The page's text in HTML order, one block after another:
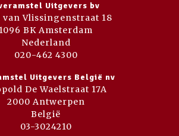
Uitgevers bv
van Vlissingenstraat 18
1096 BK Amsterdam
Nederland
020-462 4300
Uitgevers België nv
De Waelstraat 17A
2000 Antwerpen
België
03-3024210